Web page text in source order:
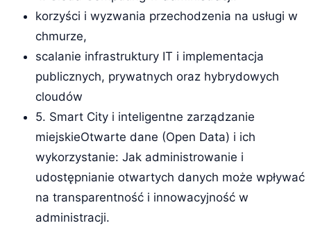
korzyści i wyzwania przechodzenia na usługi w
chmurze,
scalanie infrastruktury IT i implementacja
publicznych, prywatnych oraz hybrydowych
cloudów
5. Smart City i inteligentne zarządzanie
miejskieOtwarte dane (Open Data) i ich
wykorzystanie: Jak administrowanie i
udostępnianie otwartych danych może wpływać
na transparentność i innowacyjność w
administracji.